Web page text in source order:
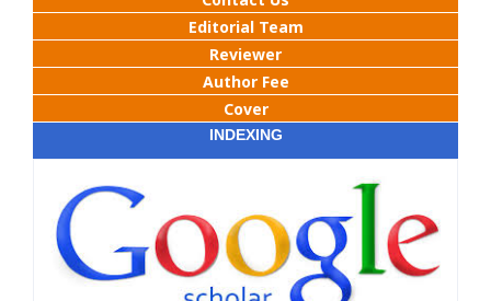
Editorial Team
Reviewer
Author Fee
Cover
INDEXING